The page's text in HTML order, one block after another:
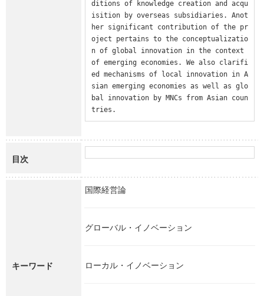
ditions of knowledge creation and acqu
isition by overseas subsidiaries. Anot
her significant contribution of the pr
oject pertains to the conceptualizatio
n of global innovation in the context
of emerging economies. We also clarifi
ed mechanisms of local innovation in A
sian emerging economies as well as glo
bal innovation by MNCs from Asian coun
tries.
目次
キーワード
国際経営論
グローバル・イノベーション
ローカル・イノベーション